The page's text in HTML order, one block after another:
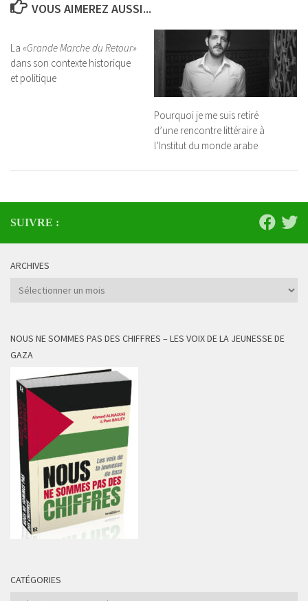
VOUS AIMEREZ AUSSI...
La «Grande Marche du Retour»
dans son contexte historique
et politique
Pourquoi je me suis retiré
d’une rencontre littéraire à
l’Institut du monde arabe
SUIVRE :
ARCHIVES
Archives
NOUS NE SOMMES PAS DES CHIFFRES – LES VOIX DE LA JEUNESSE DE
GAZA
CATÉGORIES